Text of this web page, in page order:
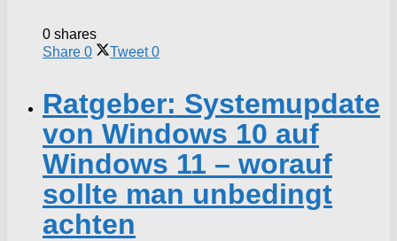
0 shares
Share 0 Tweet 0
Ratgeber: Systemupdate
von Windows 10 auf
Windows 11 – worauf
sollte man unbedingt
achten